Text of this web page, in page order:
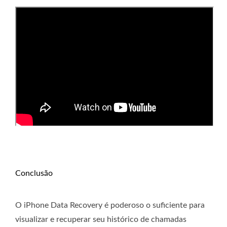
Conclusão
O iPhone Data Recovery é poderoso o suficiente para
visualizar e recuperar seu histórico de chamadas